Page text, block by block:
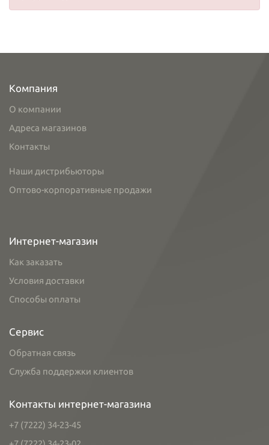
Компания
О компании
Адреса магазинов
Контакты
Наши дистрибьюторы
Оптово-корпоративные продажи
Интернет-магазин
Как заказать
Условия доставки
Способы оплаты
Сервис
Обратная связь
Служба поддержки клиентов
Контакты интернет-магазина
+7 (7222) 34-23-45